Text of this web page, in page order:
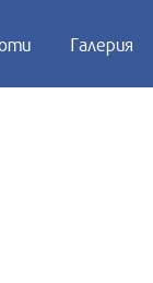
Галерия